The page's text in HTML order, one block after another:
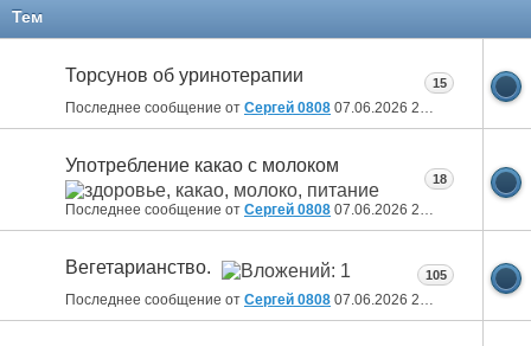
Тем
Торсунов об уринотерапии
Последнее сообщение от Сергей 0808 07.06.2026 20:36
15
Употребление какао с молоком
Последнее сообщение от Сергей 0808 07.06.2026 20:32
18
Вегетарианство.
Последнее сообщение от Сергей 0808 07.06.2026 20:24
105